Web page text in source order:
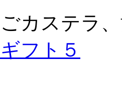
カステラ
フト５